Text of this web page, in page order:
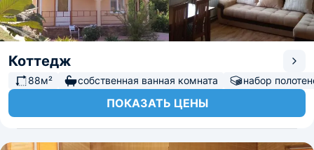
Коттедж
88м² собственная ванная комната набор
ПОКАЗАТЬ ЦЕНЫ